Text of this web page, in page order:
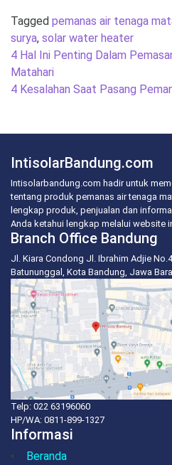
Tagged pemanas air tenaga
surya, solar water heater
Post
4 Hal Ini Penting Dalam
Matahari
4 Kesalahan Saat Pasang
IntisolarBandung.com
Intisolarbandung.com hadir untuk
tentang produk pemanas air tenaga
lengkap produk, penjualan dan
Anda ketahui lengkap melalui website
Branch Office Bandung
Jl. Kiara Condong Jl. Ibrahim Adjie
Batununggal, Kota Bandung, Jawa
Telp: 022 63196060
HP/WA: 0811-899-1327
Informasi
Beranda